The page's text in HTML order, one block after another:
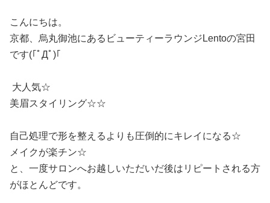
こんにちは。
京都、烏丸御池にあるビューティーラウンジLentoの宮田
です(｢ﾟДﾟ)｢
大人気☆
美眉スタイリング☆☆
自己処理で形を整えるよりも圧倒的にキレイになる☆
メイクが楽チン☆
と、一度サロンへお越しいただいだ後はリピートされる方
がほとんどです。